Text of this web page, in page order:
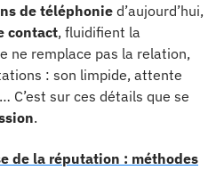
de téléphonie d’aujourd’hui,
contact, fluidifient la
ne remplace pas la relation,
: son limpide, attente
C’est sur ces détails que se
.
de la réputation : méthodes